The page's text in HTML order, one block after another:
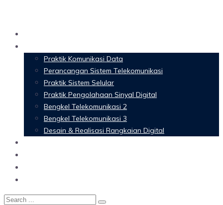
Praktik Komunikasi Data
Perancangan Sistem Telekomunikasi
Praktik Sistem Selular
Praktik Pengolahaan Sinyal Digital
Bengkel Telekomunikasi 2
Bengkel Telekomunikasi 3
Desain & Realisasi Rangkaian Digital